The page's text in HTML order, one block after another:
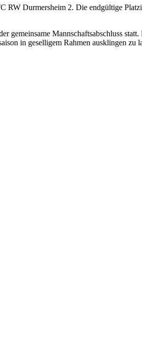
Durmersheim 2. Die endgültige
Mannschaftsabschluss
in geselligem Rahmen ausklingen zu